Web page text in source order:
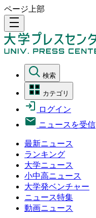
ページ上部
density_medium
検索
カテゴリ
ログイン
ニュースを受信
最新ニュース
ランキング
大学ニュース
小中高ニュース
大学発ベンチャー
ニュース特集
動画ニュース